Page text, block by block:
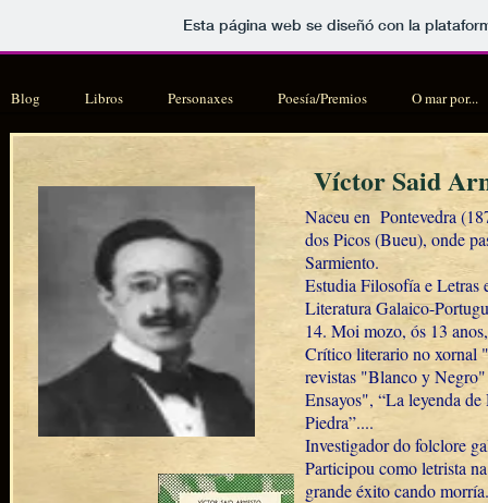
Esta página web se diseñó con la
Blog Libros Personaxes Poesía/Premios O mar por...
Víctor Said
Naceu en Pontevedra
dos Picos (Bueu), onde
Sarmiento.
Estudia Filosofía e
Literatura Galaico-
14. Moi mozo, ós 13
Crítico literario no xornal
revistas "Blanco y
Ensayos", “La leyenda
Piedra”....
Investigador do folclore
Participou como letrista
grande éxito cando